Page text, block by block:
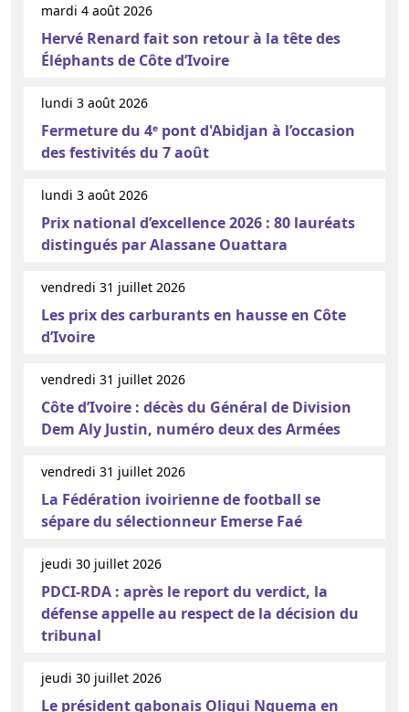
mardi 4 août 2026
Hervé Renard fait son retour à la tête des
Éléphants de Côte d’Ivoire
lundi 3 août 2026
Fermeture du 4ᵉ pont d'Abidjan à l’occasion
des festivités du 7 août
lundi 3 août 2026
Prix national d’excellence 2026 : 80 lauréats
distingués par Alassane Ouattara
vendredi 31 juillet 2026
Les prix des carburants en hausse en Côte
d’Ivoire
vendredi 31 juillet 2026
Côte d’Ivoire : décès du Général de Division
Dem Aly Justin, numéro deux des Armées
vendredi 31 juillet 2026
La Fédération ivoirienne de football se
sépare du sélectionneur Emerse Faé
jeudi 30 juillet 2026
PDCI-RDA : après le report du verdict, la
défense appelle au respect de la décision du
tribunal
jeudi 30 juillet 2026
Le président gabonais Oligui Nguema en